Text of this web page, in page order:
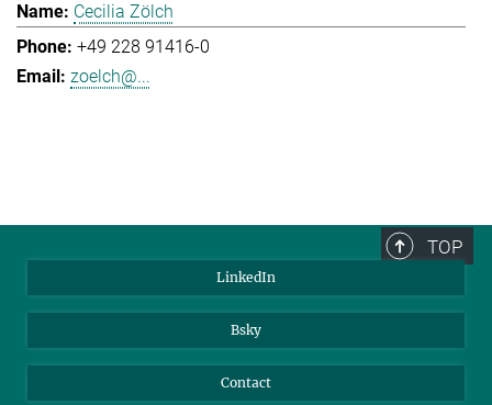
Cecilia Zölch
+49 228 91416-0
zoelch@...
TOP
LinkedIn
Bsky
Contact